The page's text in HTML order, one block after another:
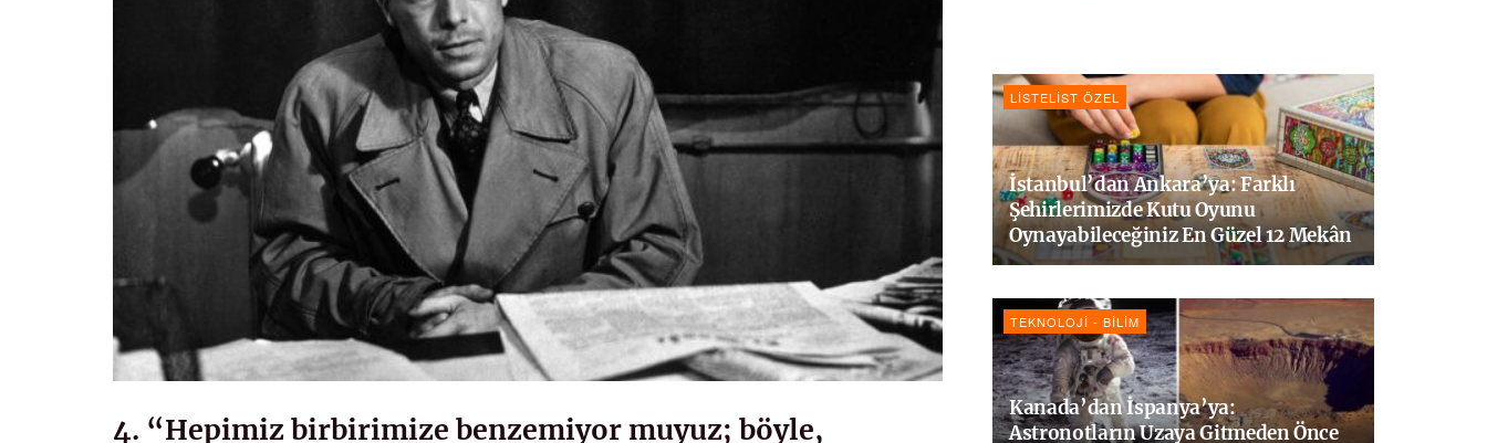
4. “Hepimiz birbirimize benzemiyor muyuz; böyle,
LISTELIST ÖZEL
İstanbul’dan Ankara’ya: Farklı
Şehirlerimizde Kutu Oyunu
Oynayabileceğiniz En Güzel 12 Mekân
TEKNOLOJI - BILIM
Kanada’dan İspanya’ya:
Astronotların Uzaya Gitmeden Önce